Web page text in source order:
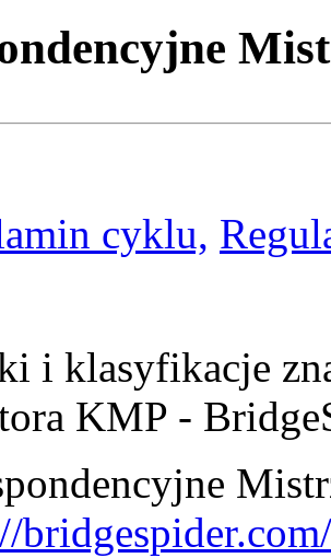
cyklu,
i klasyfikacje
KMP -